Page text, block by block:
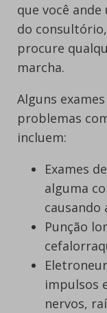
que você
do
procure
marcha.
Alguns
problemas
incluem:
Exames
alguma
causando
Punção
impulsos
nervos,